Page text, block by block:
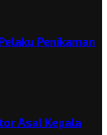
Penikaman
Asal Kepala